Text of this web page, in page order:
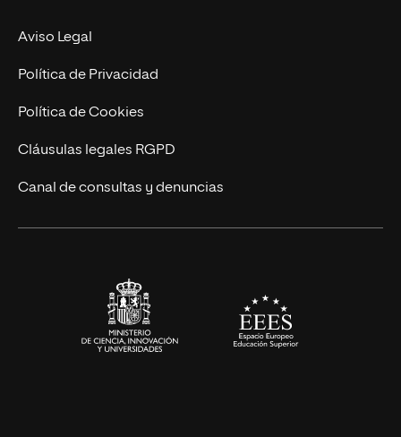
Experto Universitario
Postgrados
Cursos Universitarios
Nuestro Equipo
Trabaja en UNIR
Actualidad
UNIR Revista
Eventos
Aviso Legal
Política de Privacidad
Política de Cookies
Cláusulas legales RGPD
Canal de consultas y denuncias